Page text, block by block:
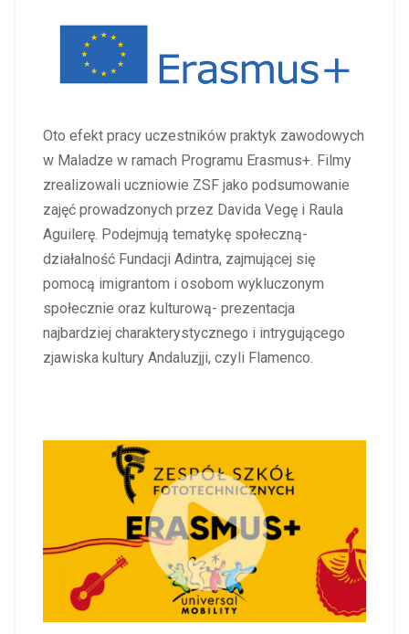
Oto efekt pracy uczestników praktyk zawodowych
w Maladze w ramach Programu Erasmus+. Filmy
zrealizowali uczniowie ZSF jako podsumowanie
zajęć prowadzonych przez Davida Vegę i Raula
Aguilerę. Podejmują tematykę społeczną-
działalność Fundacji Adintra, zajmującej się
pomocą imigrantom i osobom wykluczonym
społecznie oraz kulturową- prezentacja
najbardziej charakterystycznego i intrygującego
zjawiska kultury Andaluzjji, czyli Flamenco.